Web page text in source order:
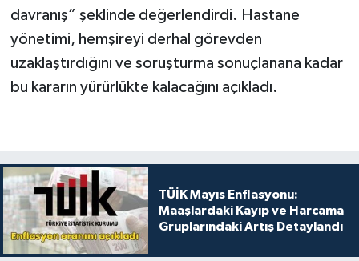
davranış” şeklinde değerlendirdi. Hastane
yönetimi, hemşireyi derhal görevden
uzaklaştırdığını ve soruşturma sonuçlanana kadar
bu kararın yürürlükte kalacağını açıkladı.
TÜİK Mayıs Enflasyonu:
Maaşlardaki Kayıp ve Harcama
Gruplarındaki Artış Detaylandı